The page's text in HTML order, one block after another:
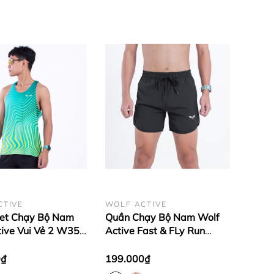
Chạy Bộ Nam
Vui Vẻ 2 W35,
Khô, Co Giãn 4
WOLF ACTIVE
Quần Chạy Bộ Nam Wolf
Active Fast & FLy Run
Nhẹ, Thoáng Mát, Co Giãn
Khi Vận Động
199.000₫